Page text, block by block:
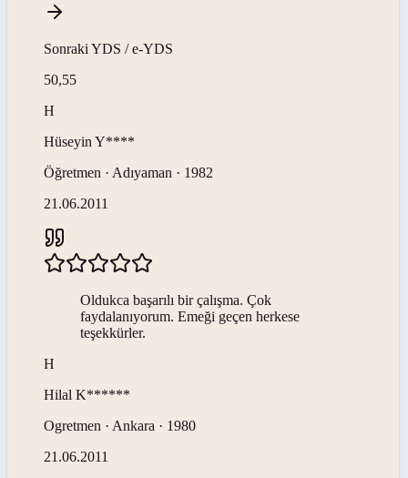
Sonraki YDS / e-YDS
50,55
H
Hüseyin Y****
Öğretmen · Adıyaman · 1982
21.06.2011
Oldukca başarılı bir çalışma. Çok
faydalanıyorum. Emeği geçen herkese
teşekkürler.
H
Hilal K******
Ogretmen · Ankara · 1980
21.06.2011